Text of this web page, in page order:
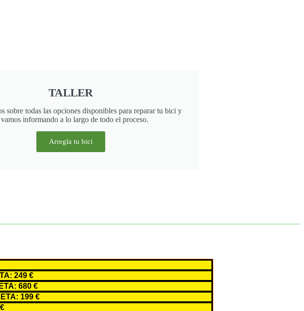
TALLER
sobre todas las opciones disponibles para reparar tu bici y
informando a lo largo de todo el proceso.
Arregla tu bici
249 €
680 €
199 €